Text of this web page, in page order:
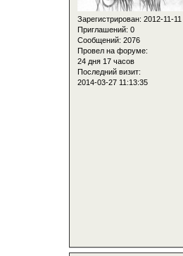
Зарегистрирован: 2012-11-11
Приглашений: 0
Сообщений: 2076
Провел на форуме:
24 дня 17 часов
Последний визит:
2014-03-27 11:13:35